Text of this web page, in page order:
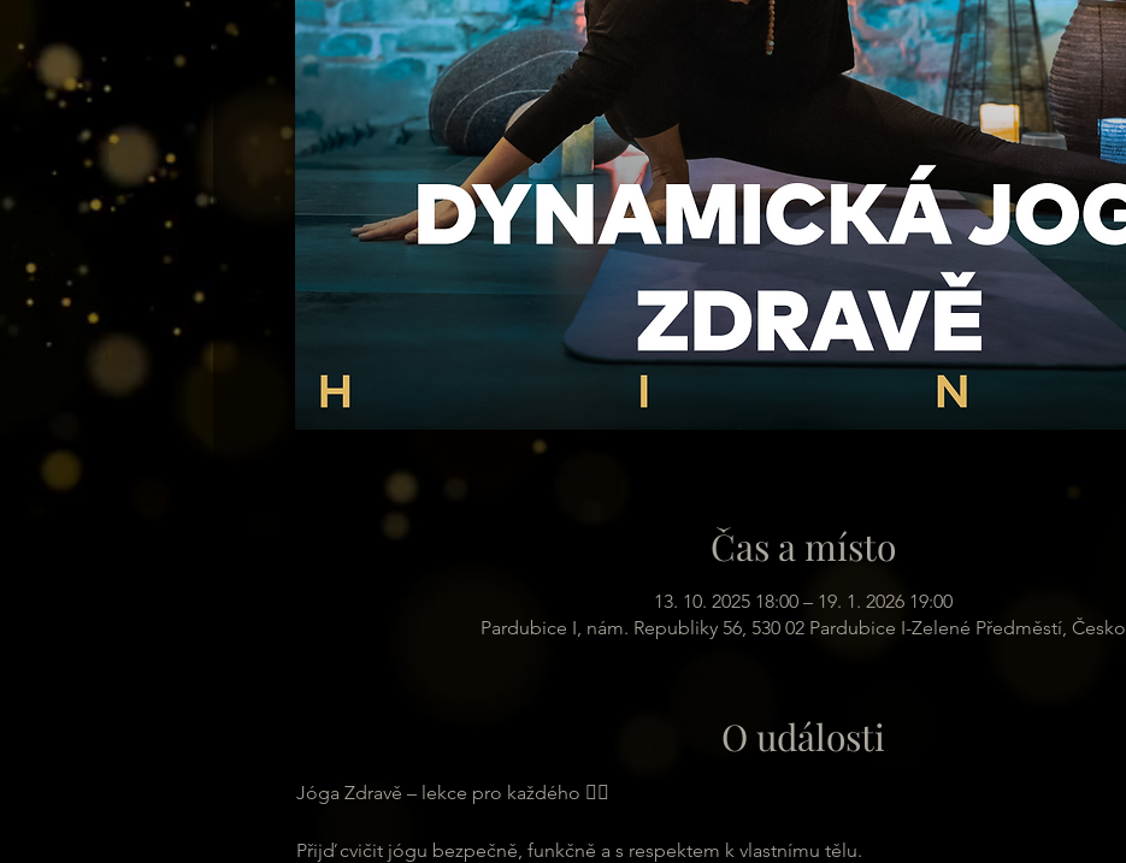
Čas a místo
13. 10. 2025 18:00 – 19. 1. 2026 19:00
Pardubice I, nám. Republiky 56, 530 02 Pardubice I-Zelené Předměstí, Česko
O události
Jóga Zdravě – lekce pro každého 🧘‍♂️
Přijď cvičit jógu bezpečně, funkčně a s respektem k vlastnímu tělu.